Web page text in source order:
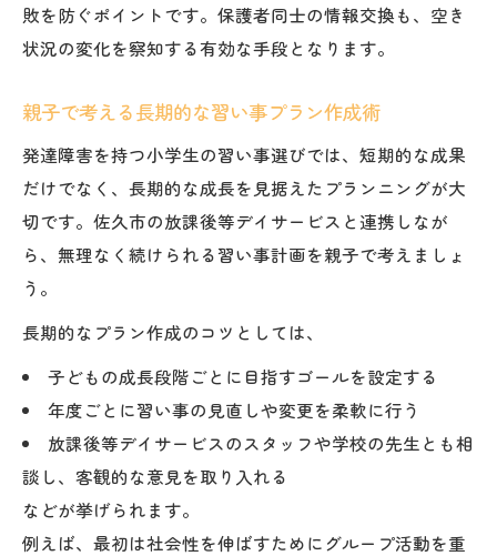
敗を防ぐポイントです。保護者同士の情報交換も、空き
状況の変化を察知する有効な手段となります。
親子で考える長期的な習い事プラン作成術
発達障害を持つ小学生の習い事選びでは、短期的な成果
だけでなく、長期的な成長を見据えたプランニングが大
切です。佐久市の放課後等デイサービスと連携しなが
ら、無理なく続けられる習い事計画を親子で考えましょ
う。
長期的なプラン作成のコツとしては、
子どもの成長段階ごとに目指すゴールを設定する
年度ごとに習い事の見直しや変更を柔軟に行う
放課後等デイサービスのスタッフや学校の先生とも相
談し、客観的な意見を取り入れる
などが挙げられます。
例えば、最初は社会性を伸ばすためにグループ活動を重